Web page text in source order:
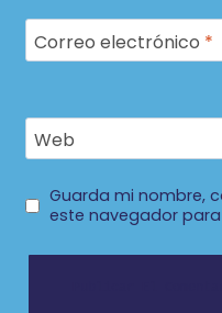
Correo electrónico *
Web
Guarda mi nombre,
este navegador